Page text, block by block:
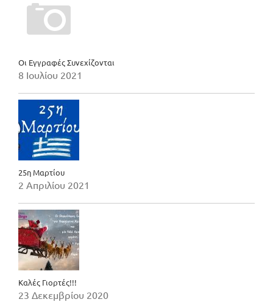
Οι Εγγραφές Συνεχίζονται
8 Ιουλίου 2021
25η Μαρτίου
2 Απριλίου 2021
Καλές Γιορτές!!!
23 Δεκεμβρίου 2020